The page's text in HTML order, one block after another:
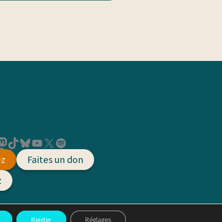
TikTok Bluesky YouTube X Spotify
Faites un don
Rejeter Réglages